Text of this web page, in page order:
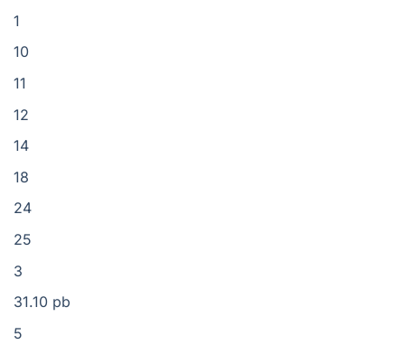
1
10
11
12
14
18
24
25
3
31.10 pb
5